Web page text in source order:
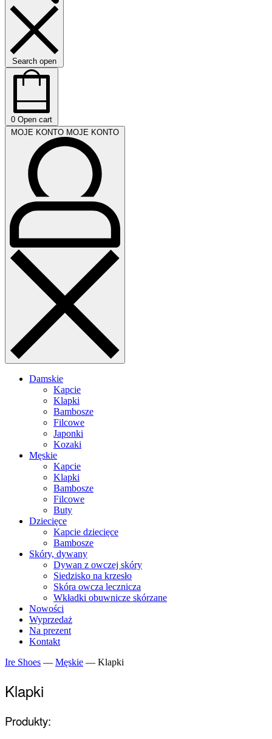
Search open
0 Open cart
MOJE KONTO MOJE KONTO
Damskie
Kapcie
Klapki
Bambosze
Filcowe
Japonki
Kozaki
Męskie
Kapcie
Klapki
Bambosze
Filcowe
Buty
Dziecięce
Kapcie dziecięce
Bambosze
Skóry, dywany
Dywan z owczej skóry
Siedzisko na krzesło
Skóra owcza lecznicza
Wkładki obuwnicze skórzane
Nowości
Wyprzedaż
Na prezent
Kontakt
Ire Shoes — Męskie — Klapki
Klapki
Produkty: